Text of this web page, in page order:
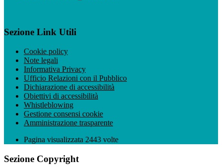
Sezione Link Utili
Cookie policy
Note legali
Informativa Privacy
Ufficio Relazioni con il Pubblico
Dichiarazione di accessibilità
Obiettivi di accessibilità
Whistleblowing
Gestione consensi cookie
Amministrazione trasparente
Pagina visualizzata 2443 volte
Sezione Copyright